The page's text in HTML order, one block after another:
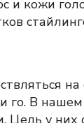
и кожи
на
го. В нашем